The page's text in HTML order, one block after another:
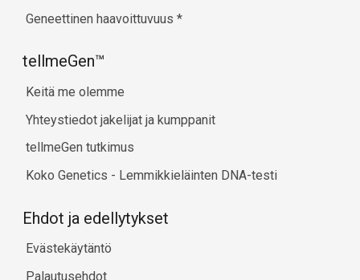
Geneettinen haavoittuvuus *
tellmeGen™
Keitä me olemme
Yhteystiedot jakelijat ja kumppanit
tellmeGen tutkimus
Koko Genetics - Lemmikkieläinten DNA-testi
Ehdot ja edellytykset
Evästekäytäntö
Palautusehdot